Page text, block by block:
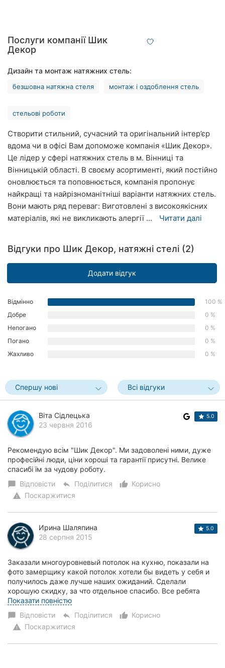
Всі
міста:
Вінниця
Житомир
Тернопіль
Хмельницький
Рівне
Одеса
Кропивницький
Київ
Запоріжжя
Дніпро
Львів
Кривий
Миколаїв
Херсон
Полтава
Чернігів
Чернівці
Суми
Луцьк
Ужгород
Карпати
Послуги компанії Шик
Декор
Дизайн та монтаж натяжних стель:
безшовна натяжна стеля монтаж і оздоблення стель
стельові роботи
Створити стильний, сучасний та оригінальний інтер’єр
вдома чи в офісі Вам допоможе компанія «Шик Декор».
Це лідер у сфері натяжних стель в м. Вінниці та
Вінницькій області. В своєму асортименті, який постійно
оновлюється та поповнюється, компанія пропонує
найкращі та найрізноманітніші варіанти натяжних стель.
Вони мають ряд переваг: Виготовлені з високоякісних
матеріалів, які не викликають алергії ...
Читати далі
Відгуки про Шик Декор, натяжні стелі (2)
Додати відгук
Відмінно
100 %
Добре
0 %
Непогано
0 %
Погано
0 %
Жахливо
0 %
Спершу нові Всі відгуки
Віта Сідлецька
23 червня 2016
5.0
Рекомендую всім "Шик Декор". Ми задоволені ними, дуже
професійні люди, ціни хороші та гарантії присутні. Велике
спасибі їм за чудову роботу.
chat_bubble Відповісти reply Поділитися thumb_up_alt
Корисно
warning Поскаржитися
Ирина Шаляпина
28 серпня 2015
5.0
Заказали многоуровневый потолок на кухню, показали на
фото замерщику какой потолок хотели бы видеть у себя и
получилось даже лучше наших ожиданий. Сделали
хорошую скидку, за что отдельное спасибо. Все ребята
очень вежливые и аккуратные. Беспокоило ко...
Показати повністю
chat_bubble Відповісти reply Поділитися thumb_up_alt
Корисно
warning Поскаржитися